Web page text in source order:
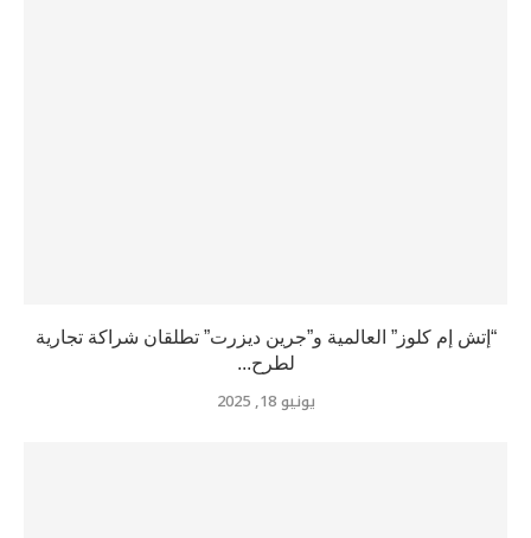
“إتش إم كلوز” العالمية و”جرين ديزرت” تطلقان شراكة تجارية
لطرح...
يونيو 18, 2025